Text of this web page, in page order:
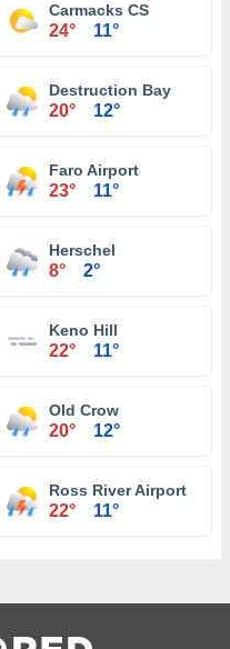
Carmacks CS
24° 11°
Destruction Bay
20° 12°
Faro Airport
23° 11°
Herschel
8° 2°
Reporting System
Keno Hill
22° 11°
Old Crow
20° 12°
Ross River Airport
22° 11°